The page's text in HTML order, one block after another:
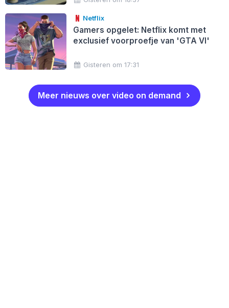
Netflix
Gamers opgelet: Netflix komt met
exclusief voorproefje van 'GTA VI'
Gisteren om 17:31
Meer nieuws over video on demand